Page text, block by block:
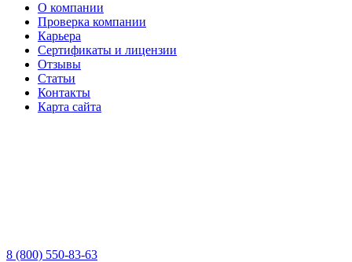
О компании
Проверка компании
Карьера
Сертификаты и лицензии
Отзывы
Статьи
Контакты
Карта сайта
8 (800) 550-83-63